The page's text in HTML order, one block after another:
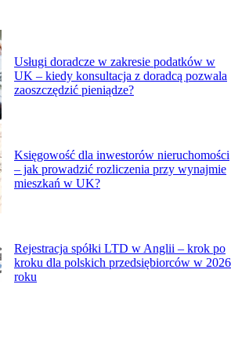
Usługi doradcze w zakresie podatków w
UK – kiedy konsultacja z doradcą pozwala
zaoszczędzić pieniądze?
Księgowość dla inwestorów nieruchomości
– jak prowadzić rozliczenia przy wynajmie
mieszkań w UK?
Rejestracja spółki LTD w Anglii – krok po
kroku dla polskich przedsiębiorców w 2026
roku